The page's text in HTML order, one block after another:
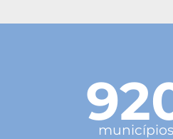
municípios